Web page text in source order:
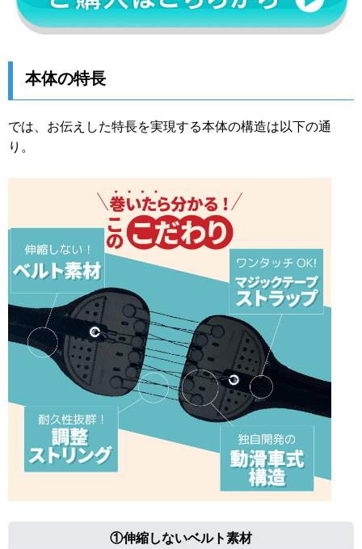
本体の特長
では、お伝えした特長を実現する本体の構造は以下の通
り。
①伸縮しないベルト素材